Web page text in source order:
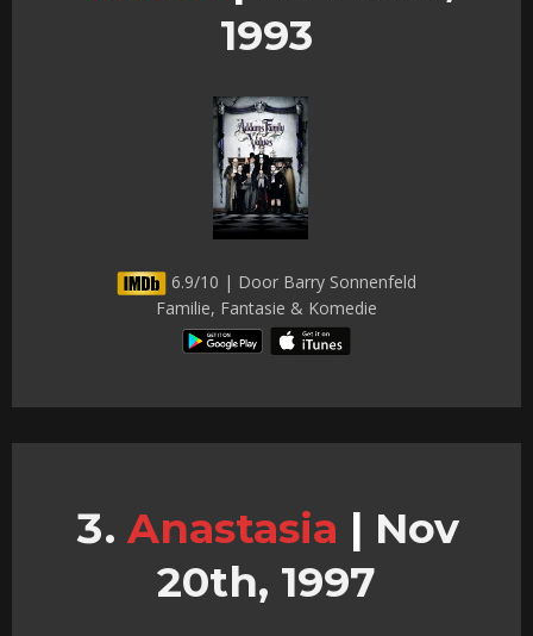
1993
6.9/10 | Door Barry Sonnenfeld
Familie, Fantasie & Komedie
Anastasia | Nov
20th, 1997